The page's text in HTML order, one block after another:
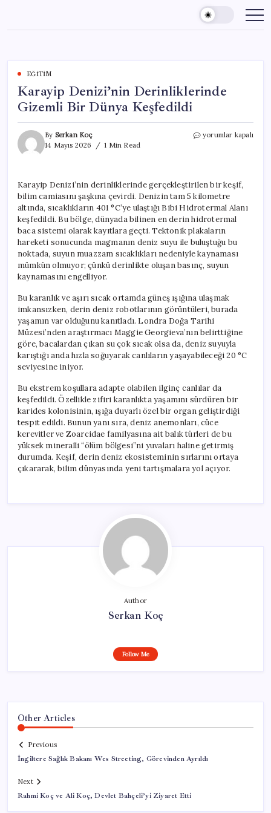
content
EĞITIM
Karayip Denizi’nin Derinliklerinde
Gizemli Bir Dünya Keşfedildi
By Serkan Koç
14 Mayıs 2026
1 Min Read
Karayip
Dünya
Keşfedildi
için
yorumlar kapalı
Karayip Denizi’nin derinliklerinde gerçekleştirilen bir keşif,
bilim camiasını şaşkına çevirdi. Denizin tam 5 kilometre
altında, sıcaklıkların 401 °C’ye ulaştığı Bibi Hidrotermal Alanı
keşfedildi. Bu bölge, dünyada bilinen en derin hidrotermal
baca sistemi olarak kayıtlara geçti. Tektonik plakaların
hareketi sonucunda magmanın deniz suyu ile buluştuğu bu
noktada, suyun muazzam sıcaklıkları nedeniyle kaynaması
mümkün olmuyor; çünkü derinlikte oluşan basınç, suyun
kaynamasını engelliyor.
Bu karanlık ve aşırı sıcak ortamda güneş ışığına ulaşmak
imkansızken, derin deniz robotlarının görüntüleri, burada
yaşamın var olduğunu kanıtladı. Londra Doğa Tarihi
Müzesi’nden araştırmacı Maggie Georgieva’nın belirttiğine
göre, bacalardan çıkan su çok sıcak olsa da, deniz suyuyla
karıştığı anda hızla soğuyarak canlıların yaşayabileceği 20 °C
seviyesine iniyor.
Bu ekstrem koşullara adapte olabilen ilginç canlılar da
keşfedildi. Özellikle zifiri karanlıkta yaşamını sürdüren bir
karides kolonisinin, ışığa duyarlı özel bir organ geliştirdiği
tespit edildi. Bunun yanı sıra, deniz anemonları, cüce
kerevitler ve Zoarcidae familyasına ait balık türleri de bu
yüksek mineralli “ölüm bölgesi”ni yuvaları haline getirmiş
durumda. Keşif, derin deniz ekosisteminin sırlarını ortaya
çıkararak, bilim dünyasında yeni tartışmalara yol açıyor.
Author
Serkan Koç
Follow Me
Other Articles
Previous
İngiltere Sağlık Bakanı Wes Streeting, Görevinden Ayrıldı
Next
Rahmi Koç ve Ali Koç, Devlet Bahçeli’yi Ziyaret Etti